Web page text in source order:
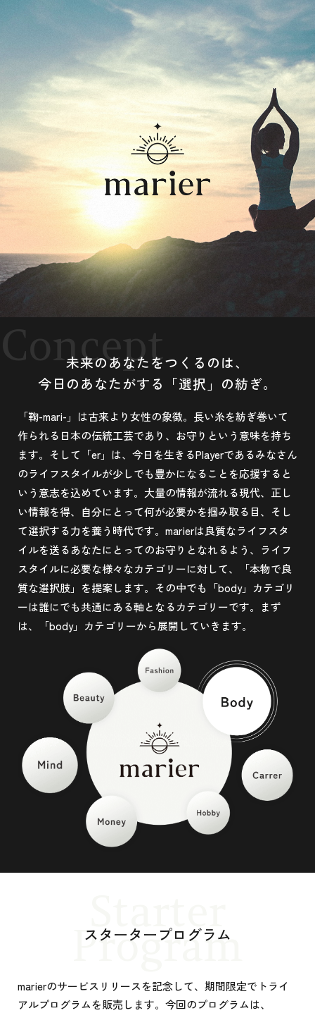
Concept
未来のあなたをつくるのは、
今日のあなたがする「選択」の紡ぎ。
「鞠-mari-」は古来より女性の象徴。長い糸を紡ぎ巻いて
作られる日本の伝統工芸であり、お守りという意味を持ち
ます。そして「er」は、今日を生きるPlayerであるみなさん
のライフスタイルが少しでも豊かになることを応援すると
いう意志を込めています。大量の情報が流れる現代、正し
い情報を得、自分にとって何が必要かを掴み取る目、そし
て選択する力を養う時代です。marierは良質なライフスタ
イルを送るあなたにとってのお守りとなれるよう、ライフ
スタイルに必要な様々なカテゴリーに対して、「本物で良
質な選択肢」を提案します。その中でも「body」カテゴリ
ーは誰にでも共通にある軸となるカテゴリーです。まず
は、「body」カテゴリーから展開していきます。
Program
スタータープログラム
marierのサービスリリースを記念して、期間限定でトライ
アルプログラムを販売します。 今回のプログラムは、